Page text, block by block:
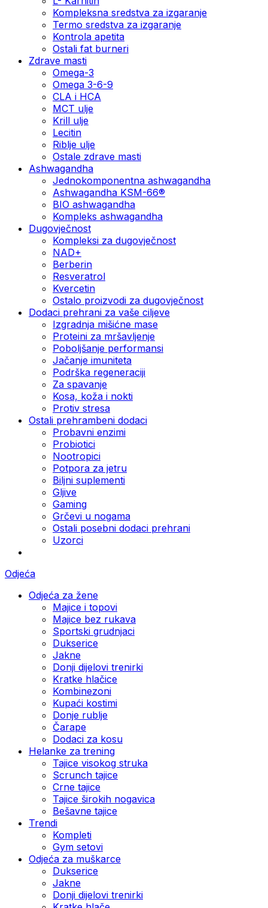
Kompleksna sredstva za izgaranje
Termo sredstva za izgaranje
Kontrola apetita
Ostali fat burneri
Zdrave masti
Omega-3
Omega 3-6-9
CLA i HCA
MCT ulje
Krill ulje
Lecitin
Riblje ulje
Ostale zdrave masti
Ashwagandha
Jednokomponentna ashwagandha
Ashwagandha KSM-66®
BIO ashwagandha
Kompleks ashwagandha
Dugovječnost
Kompleksi za dugovječnost
NAD+
Berberin
Resveratrol
Kvercetin
Ostalo proizvodi za dugovječnost
Dodaci prehrani za vaše ciljeve
Izgradnja mišićne mase
Proteini za mršavljenje
Poboljšanje performansi
Jačanje imuniteta
Podrška regeneraciji
Za spavanje
Kosa, koža i nokti
Protiv stresa
Ostali prehrambeni dodaci
Probavni enzimi
Probiotici
Nootropici
Potpora za jetru
Biljni suplementi
Gljive
Gaming
Grčevi u nogama
Ostali posebni dodaci prehrani
Uzorci
Odjeća
Odjeća za žene
Majice i topovi
Majice bez rukava
Sportski grudnjaci
Dukserice
Jakne
Donji dijelovi trenirki
Kratke hlačice
Kombinezoni
Kupaći kostimi
Donje rublje
Čarape
Dodaci za kosu
Helanke za trening
Tajice visokog struka
Scrunch tajice
Crne tajice
Tajice širokih nogavica
Bešavne tajice
Trendi
Kompleti
Gym setovi
Odjeća za muškarce
Dukserice
Jakne
Donji dijelovi trenirki